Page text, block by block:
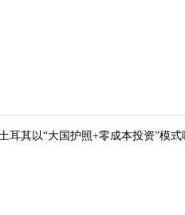
其以“大国护照+零成本投资”模